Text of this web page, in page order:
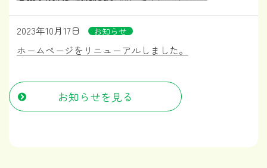
2023年10月17日 お知らせ
ホームページをリニューアルしました。
お知らせを見る